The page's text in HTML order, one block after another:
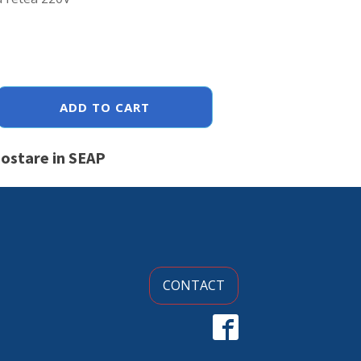
ADD TO CART
in SEAP
CONTACT